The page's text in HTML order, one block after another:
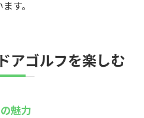
す。
アゴルフを楽しむ
魅力